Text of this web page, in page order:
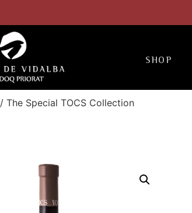
SHOP
/ The Special TOCS Collection